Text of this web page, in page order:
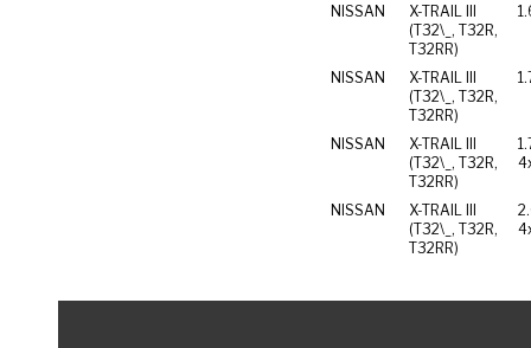
NISSAN
X-TRAIL III
(T32\_, T32R,
T32RR)
NISSAN
X-TRAIL III
(T32\_, T32R,
T32RR)
NISSAN
X-TRAIL III
(T32\_, T32R,
T32RR)
NISSAN
X-TRAIL III
(T32\_, T32R,
T32RR)